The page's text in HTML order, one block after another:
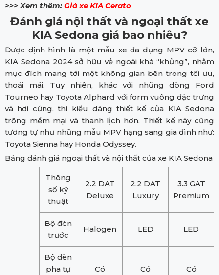
>>> Xem thêm: Giá xe KIA Cerato
Đánh giá nội thất và ngoại thất xe
KIA Sedona giá bao nhiêu?
Được định hình là một mẫu xe đa dụng MPV cỡ lớn,
KIA Sedona 2024 sở hữu vẻ ngoài khá “khủng”, nhằm
mục đích mang tới một không gian bên trong tối ưu,
thoải mái. Tuy nhiên, khác với những dòng Ford
Tourneo hay Toyota Alphard với form vuông đặc trưng
và hơi cứng, thì kiểu dáng thiết kế của KIA Sedona
trông mềm mại và thanh lịch hơn. Thiết kế này cũng
tương tự như những mẫu MPV hạng sang gia đình như:
Toyota Sienna hay Honda Odyssey.
Bảng đánh giá ngoại thất và nội thất của xe KIA Sedona
Thông
số kỹ
thuật
2.2 DAT
Deluxe
2.2 DAT
Luxury
3.3 GAT
Premium
Bộ đèn
trước
Halogen LED LED
Bộ đèn
pha tự
Có Có Có